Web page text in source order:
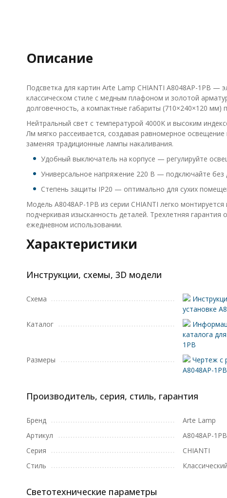
Описание
Подсветка для картин Arte Lamp CHIANTI A8048AP-1PB
классическом стиле с медным плафоном и золотой
долговечность, а компактные габариты (710×240×120 мм)
Нейтральный свет с температурой 4000K и высоким
Лм мягко рассеивается, создавая равномерное
заменяя традиционные лампы накаливания.
Удобный выключатель на корпусе — регулируйте
Универсальное напряжение 220 В — подключайте без
Степень защиты IP20 — оптимально для сухих
Модель A8048AP-1PB из серии CHIANTI легко
подчеркивая изысканность деталей. Трехлетняя
ежедневном использовании.
Характеристики
Инструкции, схемы, 3D модели
Схема
установке
Каталог
каталога
1PB
Размеры
Чертеж с
A8048AP-1PB
Производитель, серия, стиль, гарантия
Бренд
Arte Lamp
Артикул
A8048AP-1PB
Серия
CHIANTI
Стиль
Классический
Светотехнические параметры